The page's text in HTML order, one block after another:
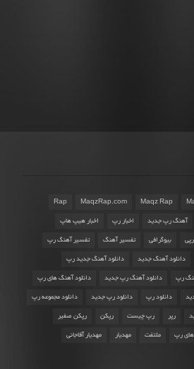
Maqz Rap
MaqzRap.com
Rap
آهنگ رپ جدید اخبار رپ اخبار هیپ هاپ
بیوگرافی تفسیر آهنگ تفسیر آهنگ رپ
دانلود آهنگ جدید دانلود آهنگ جدید رپ
رپ دانلود آهنگ رپ جدید دانلود آهنگ های رپ
دانلود رپ دانلود رپ جدید دانلود مجموعه رپ
رپر رپ چیست رپکن رپکن صفیر
های رپ ملتفت مهدیار مهدیار آقاجانی